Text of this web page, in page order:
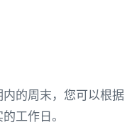
的周末，您可以根据
工作日。